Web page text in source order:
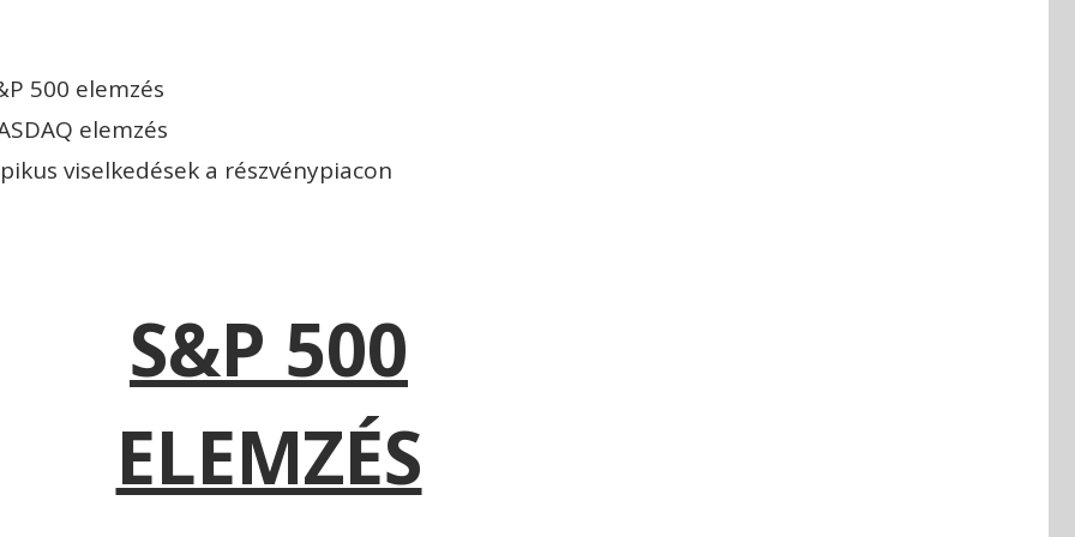
500 elemzés
elemzés
viselkedések a részvénypiacon
S&P 500
ELEMZÉS